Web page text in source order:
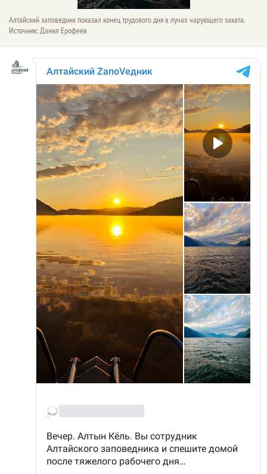
Алтайский заповедник показал конец трудового дня в лучах чарующего заката.
Источник: Данил Ерофеев